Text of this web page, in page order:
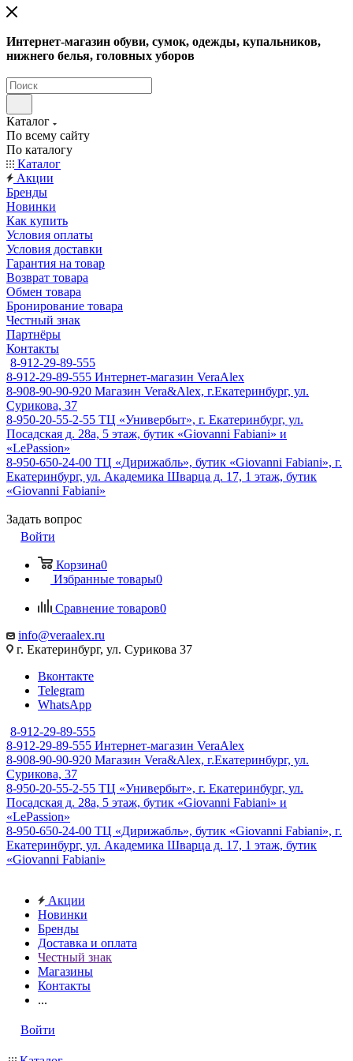
Интернет-магазин обуви, сумок, одежды, купальников,
нижнего белья, головных уборов
Каталог
По всему сайту
По каталогу
Каталог
Акции
Бренды
Новинки
Как купить
Условия оплаты
Условия доставки
Гарантия на товар
Возврат товара
Обмен товара
Бронирование товара
Честный знак
Партнёры
Контакты
8-912-29-89-555
8-912-29-89-555 Интернет-магазин VeraAlex
8-908-90-90-920 Магазин Vera&Alex, г.Екатеринбург, ул.
Сурикова, 37
8-950-20-55-2-55 ТЦ «Универбыт», г. Екатеринбург, ул.
Посадская д. 28а, 5 этаж, бутик «Giovanni Fabiani» и
«LePassion»
8-950-650-24-00 ТЦ «Дирижабль», бутик «Giovanni Fabiani», г.
Екатеринбург, ул. Академика Шварца д. 17, 1 этаж, бутик
«Giovanni Fabiani»
Задать вопрос
Войти
Корзина0
Избранные товары0
Сравнение товаров0
info@veraalex.ru
г. Екатеринбург, ул. Сурикова 37
Вконтакте
Telegram
WhatsApp
8-912-29-89-555
8-912-29-89-555 Интернет-магазин VeraAlex
8-908-90-90-920 Магазин Vera&Alex, г.Екатеринбург, ул.
Сурикова, 37
8-950-20-55-2-55 ТЦ «Универбыт», г. Екатеринбург, ул.
Посадская д. 28а, 5 этаж, бутик «Giovanni Fabiani» и
«LePassion»
8-950-650-24-00 ТЦ «Дирижабль», бутик «Giovanni Fabiani», г.
Екатеринбург, ул. Академика Шварца д. 17, 1 этаж, бутик
«Giovanni Fabiani»
Акции
Новинки
Бренды
Доставка и оплата
Честный знак
Магазины
Контакты
...
Войти